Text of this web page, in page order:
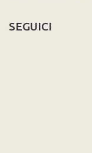
SEGUICI